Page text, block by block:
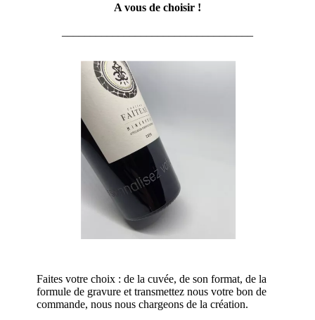
A vous de choisir !
Faites votre choix : de la cuvée, de son format, de la
formule de gravure et transmettez nous votre bon de
commande, nous nous chargeons de la création.